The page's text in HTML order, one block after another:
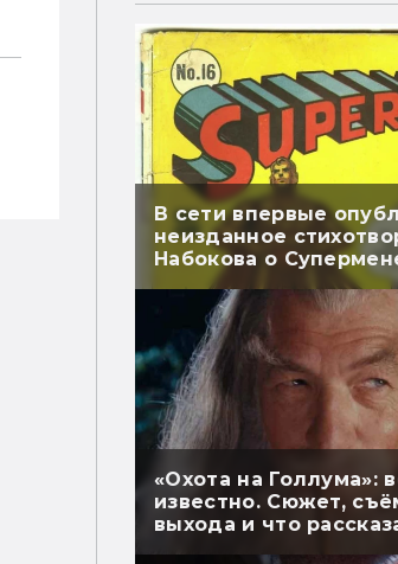
В сети впервые
неизданное
Набокова о
перевели
«Охота на Голлума»:
известно. Сюжет,
выхода и что